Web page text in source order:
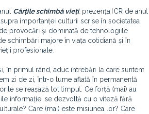
Cărțile schimbă vieți, prezența ICR de anul
importanței culturii scrise în societatea
provocări și dominată de tehnologiile
schimbări majore în viața cotidiană și în
profesionale.
în primul rând, aduc întrebări la care suntem
zi de zi, într-o lume aflată în permanentă
se reașază tot timpul. Ce forță (mai) au
informației se dezvoltă cu o viteză fără
Care (mai) este misiunea lor? Care